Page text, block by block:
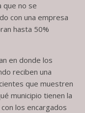
que no se
con una empresa
hasta 50%
en donde los
reciben una
que muestren
municipio tienen la
los encargados